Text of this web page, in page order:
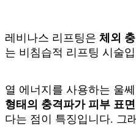
레비나스 리프팅은 체외
는 비침습적 리프팅 시술
열 에너지를 사용하는 울
형태의 충격파가 피부 표
다는 점이 특징입니다. 그